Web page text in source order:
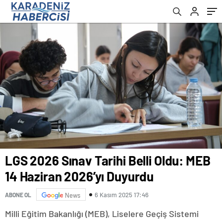
LGS 2026 Sınav Tarihi Belli Oldu: MEB
14 Haziran 2026’yı Duyurdu
ABONE OL News 6 Kasım 2025 17:46
Milli Eğitim Bakanlığı (MEB), Liselere Geçiş Sistemi